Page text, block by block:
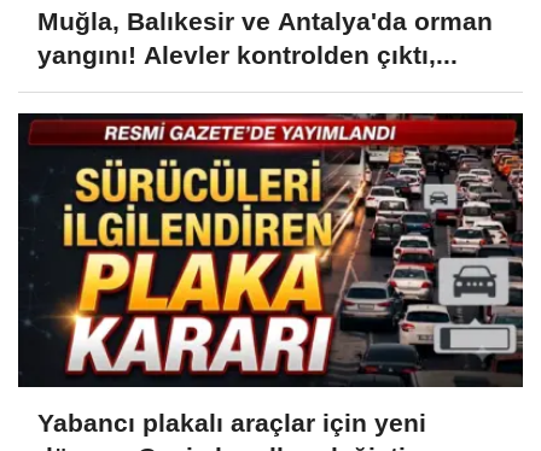
Muğla, Balıkesir ve Antalya'da orman
yangını! Alevler kontrolden çıktı,...
Yabancı plakalı araçlar için yeni